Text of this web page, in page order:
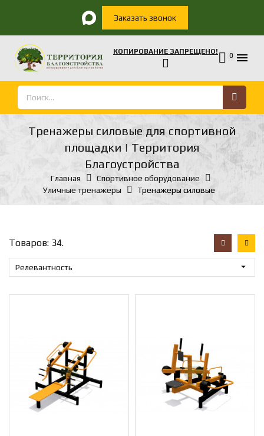
Заказать звонок
КОПИРОВАНИЕ ЗАПРЕЩЕНО! 0 
Тренажеры силовые для спортивной
площадки | Территория
Благоустройства
Главная
Спортивное оборудование
Уличные тренажеры
Тренажеры силовые
Товаров: 34.
Релевантность 